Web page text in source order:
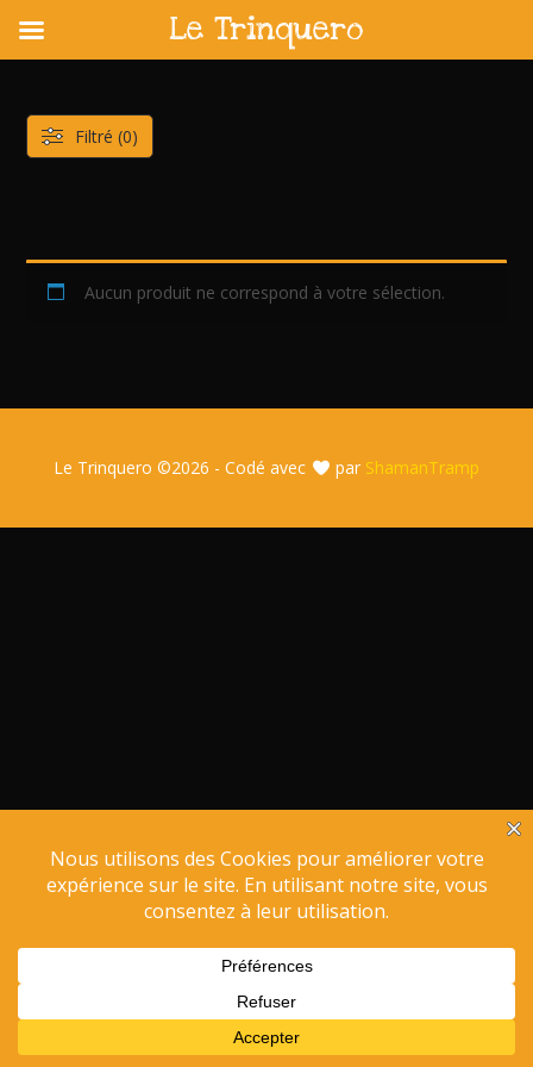
content
Aucun produit ne correspond à votre sélection.
Filtré (0)
Le Trinquero ©2026 - Codé avec par ShamanTramp
Le Trinquero